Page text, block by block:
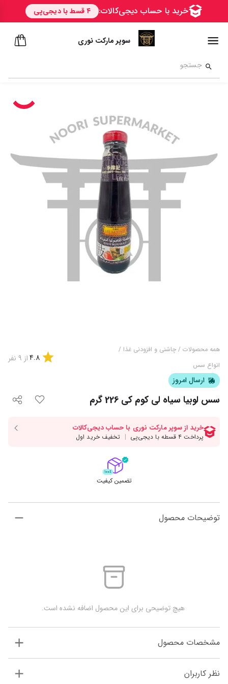
سوپر مارکت نوری
همه محصولات / چاشنی و افزودنی غذا /
انواع سس
4.8از 9نفر
ارسال امروز
سس لوبیا سیاه لی کوم کی 226 گرم
تضمین کیفیت
توضیحات محصول
هیچ توضیحی برای این محصول اضافه نشده است.
مشخصات محصول
نظر کاربران